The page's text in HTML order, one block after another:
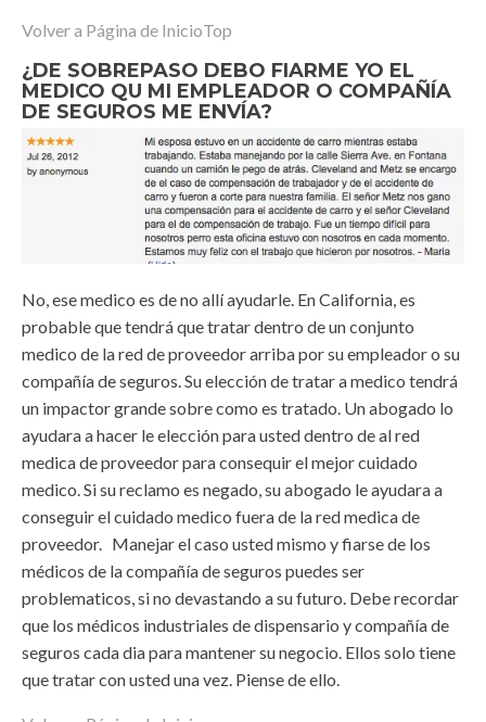
Volver a Página de InicioTop
¿DE SOBREPASO DEBO FIARME YO EL
MEDICO QU MI EMPLEADOR O COMPAÑÍA
DE SEGUROS ME ENVÍA?
No, ese medico es de no allí ayudarle. En California, es
probable que tendrá que tratar dentro de un conjunto
medico de la red de proveedor arriba por su empleador o su
compañía de seguros. Su elección de tratar a medico tendrá
un impactor grande sobre como es tratado. Un abogado lo
ayudara a hacer le elección para usted dentro de al red
medica de proveedor para consequir el mejor cuidado
medico. Si su reclamo es negado, su abogado le ayudara a
conseguir el cuidado medico fuera de la red medica de
proveedor. Manejar el caso usted mismo y fiarse de los
médicos de la compañía de seguros puedes ser
problematicos, si no devastando a su futuro. Debe recordar
que los médicos industriales de dispensario y compañía de
seguros cada dia para mantener su negocio. Ellos solo tiene
que tratar con usted una vez. Piense de ello.